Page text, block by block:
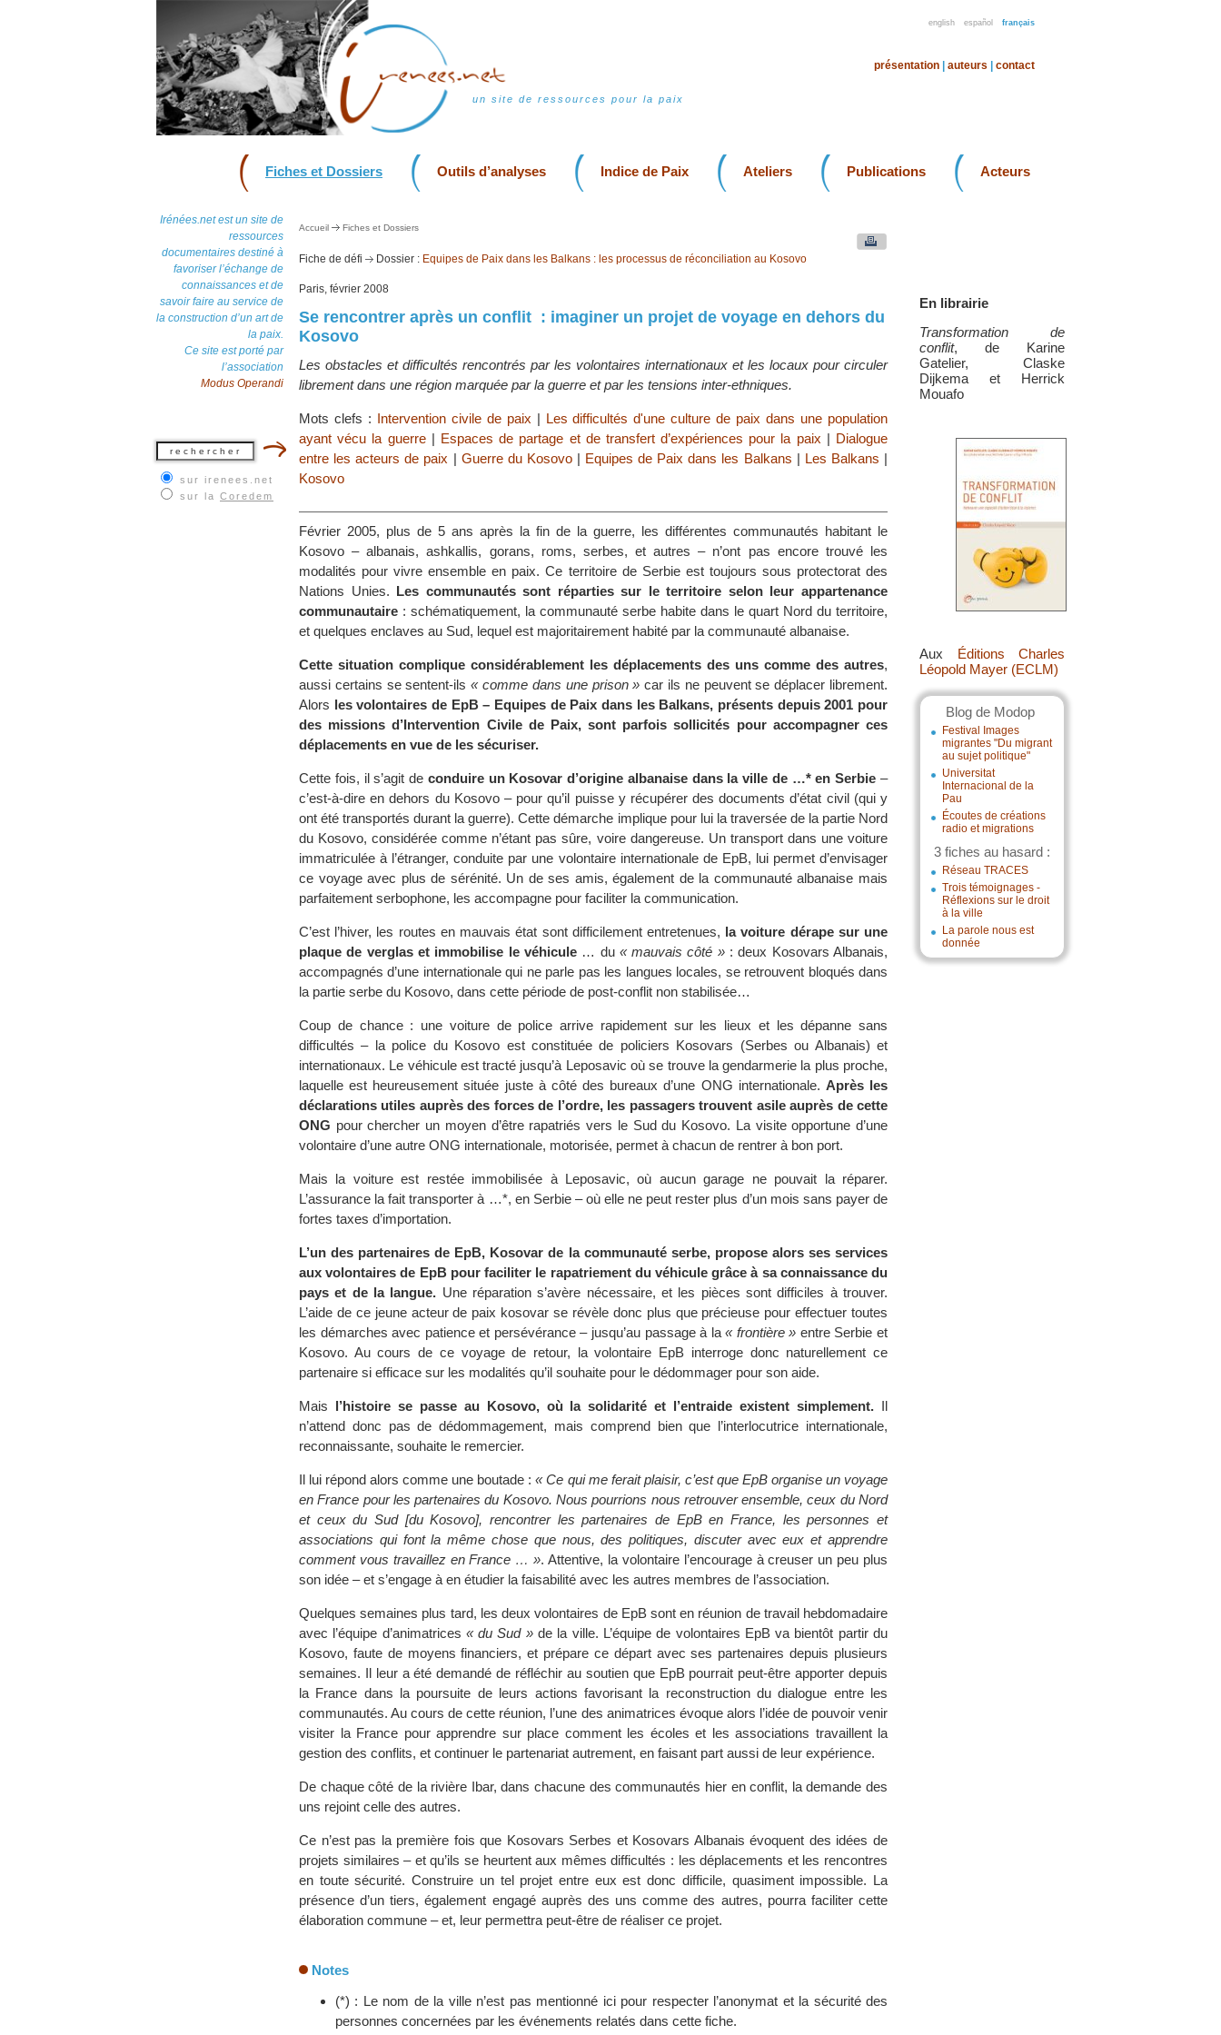
english español français
un site de ressources pour la paix
présentation auteurs contact
Fiches et Dossiers Outils d’analyses Indice de Paix Ateliers Publications Acteurs
Irénées.net est un site de
ressources
documentaires destiné à
favoriser l’échange de
connaissances et de
savoir faire au service de
la construction d’un art de
la paix.
Ce site est porté par
l’association
Modus Operandi
sur irenees.net
sur la Coredem
En librairie
Transformation de
conflit, de Karine
Gatelier, Claske
Dijkema et Herrick
Mouafo
Aux Éditions Charles
Léopold Mayer (ECLM)
Blog de Modop
Festival Images
migrantes "Du migrant
au sujet politique"
Universitat
Internacional de la
Pau
Écoutes de créations
radio et migrations
3 fiches au hasard :
Réseau TRACES
Trois témoignages -
Réflexions sur le droit
à la ville
La parole nous est
donnée
Accueil Fiches et Dossiers
Fiche de défi Dossier : Equipes de Paix dans les Balkans : les processus de réconciliation au Kosovo
Paris, février 2008
Se rencontrer après un conflit : imaginer un projet de voyage en dehors du
Kosovo
Les obstacles et difficultés rencontrés par les volontaires internationaux et les locaux pour circuler
librement dans une région marquée par la guerre et par les tensions inter-ethniques.
Mots clefs : Intervention civile de paix | Les difficultés d'une culture de paix dans une population
ayant vécu la guerre| Espaces de partage et de transfert d’expériences pour la paix | Dialogue
entre les acteurs de paix | Guerre du Kosovo| Equipes de Paix dans les Balkans | Les Balkans |
Kosovo
Février 2005, plus de 5 ans après la fin de la guerre, les différentes communautés habitant le
Kosovo – albanais, ashkallis, gorans, roms, serbes, et autres – n’ont pas encore trouvé les
modalités pour vivre ensemble en paix. Ce territoire de Serbie est toujours sous protectorat des
Nations Unies. Les communautés sont réparties sur le territoire selon leur appartenance
communautaire : schématiquement, la communauté serbe habite dans le quart Nord du territoire,
et quelques enclaves au Sud, lequel est majoritairement habité par la communauté albanaise.
Cette situation complique considérablement les déplacements des uns comme des autres,
aussi certains se sentent-ils« comme dans une prison » car ils ne peuvent se déplacer librement.
Alors les volontaires de EpB – Equipes de Paix dans les Balkans, présents depuis 2001 pour
des missions d’Intervention Civile de Paix, sont parfois sollicités pour accompagner ces
déplacements en vue de les sécuriser.
Cette fois, il s’agit de conduire un Kosovar d’origine albanaise dans la ville de …* en Serbie –
c’est-à-dire en dehors du Kosovo – pour qu’il puisse y récupérer des documents d’état civil (qui y
ont été transportés durant la guerre). Cette démarche implique pour lui la traversée de la partie Nord
du Kosovo, considérée comme n’étant pas sûre, voire dangereuse. Un transport dans une voiture
immatriculée à l’étranger, conduite par une volontaire internationale de EpB, lui permet d’envisager
ce voyage avec plus de sérénité. Un de ses amis, également de la communauté albanaise mais
parfaitement serbophone, les accompagne pour faciliter la communication.
C’est l’hiver, les routes en mauvais état sont difficilement entretenues, la voiture dérape sur une
plaque de verglas et immobilise le véhicule … du « mauvais côté »: deux Kosovars Albanais,
accompagnés d’une internationale qui ne parle pas les langues locales, se retrouvent bloqués dans
la partie serbe du Kosovo, dans cette période de post-conflit non stabilisée…
Coup de chance : une voiture de police arrive rapidement sur les lieux et les dépanne sans
difficultés – la police du Kosovo est constituée de policiers Kosovars (Serbes ou Albanais) et
internationaux. Le véhicule est tracté jusqu’à Leposavic où se trouve la gendarmerie la plus proche,
laquelle est heureusement située juste à côté des bureaux d’une ONG internationale. Après les
déclarations utiles auprès des forces de l’ordre, les passagers trouvent asile auprès de cette
ONG pour chercher un moyen d’être rapatriés vers le Sud du Kosovo. La visite opportune d’une
volontaire d’une autre ONG internationale, motorisée, permet à chacun de rentrer à bon port.
Mais la voiture est restée immobilisée à Leposavic, où aucun garage ne pouvait la réparer.
L’assurance la fait transporter à …*, en Serbie – où elle ne peut rester plus d’un mois sans payer de
fortes taxes d’importation.
L’un des partenaires de EpB, Kosovar de la communauté serbe, propose alors ses services
aux volontaires de EpB pour faciliter le rapatriement du véhicule grâce à sa connaissance du
pays et de la langue. Une réparation s’avère nécessaire, et les pièces sont difficiles à trouver.
L’aide de ce jeune acteur de paix kosovar se révèle donc plus que précieuse pour effectuer toutes
les démarches avec patience et persévérance – jusqu’au passage à la« frontière » entre Serbie et
Kosovo. Au cours de ce voyage de retour, la volontaire EpB interroge donc naturellement ce
partenaire si efficace sur les modalités qu’il souhaite pour le dédommager pour son aide.
Mais l’histoire se passe au Kosovo, où la solidarité et l’entraide existent simplement. Il
n’attend donc pas de dédommagement, mais comprend bien que l’interlocutrice internationale,
reconnaissante, souhaite le remercier.
Il lui répond alors comme une boutade :« Ce qui me ferait plaisir, c’est que EpB organise un voyage
en France pour les partenaires du Kosovo. Nous pourrions nous retrouver ensemble, ceux du Nord
et ceux du Sud [du Kosovo], rencontrer les partenaires de EpB en France, les personnes et
associations qui font la même chose que nous, des politiques, discuter avec eux et apprendre
comment vous travaillez en France … ». Attentive, la volontaire l’encourage à creuser un peu plus
son idée – et s’engage à en étudier la faisabilité avec les autres membres de l’association.
Quelques semaines plus tard, les deux volontaires de EpB sont en réunion de travail hebdomadaire
avec l’équipe d’animatrices « du Sud »de la ville. L’équipe de volontaires EpB va bientôt partir du
Kosovo, faute de moyens financiers, et prépare ce départ avec ses partenaires depuis plusieurs
semaines. Il leur a été demandé de réfléchir au soutien que EpB pourrait peut-être apporter depuis
la France dans la poursuite de leurs actions favorisant la reconstruction du dialogue entre les
communautés. Au cours de cette réunion, l’une des animatrices évoque alors l’idée de pouvoir venir
visiter la France pour apprendre sur place comment les écoles et les associations travaillent la
gestion des conflits, et continuer le partenariat autrement, en faisant part aussi de leur expérience.
De chaque côté de la rivière Ibar, dans chacune des communautés hier en conflit, la demande des
uns rejoint celle des autres.
Ce n’est pas la première fois que Kosovars Serbes et Kosovars Albanais évoquent des idées de
projets similaires – et qu’ils se heurtent aux mêmes difficultés : les déplacements et les rencontres
en toute sécurité. Construire un tel projet entre eux est donc difficile, quasiment impossible. La
présence d’un tiers, également engagé auprès des uns comme des autres, pourra faciliter cette
élaboration commune – et, leur permettra peut-être de réaliser ce projet.
Notes
(*) : Le nom de la ville n’est pas mentionné ici pour respecter l’anonymat et la sécurité des
personnes concernées par les événements relatés dans cette fiche.